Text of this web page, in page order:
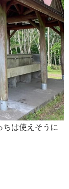
は使えそうに